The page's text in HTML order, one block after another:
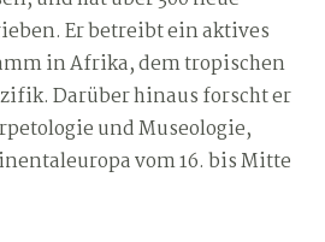
Er betreibt ein aktives
in Afrika, dem tropischen
Darüber hinaus forscht er
und Museologie,
vom 16. bis Mitte